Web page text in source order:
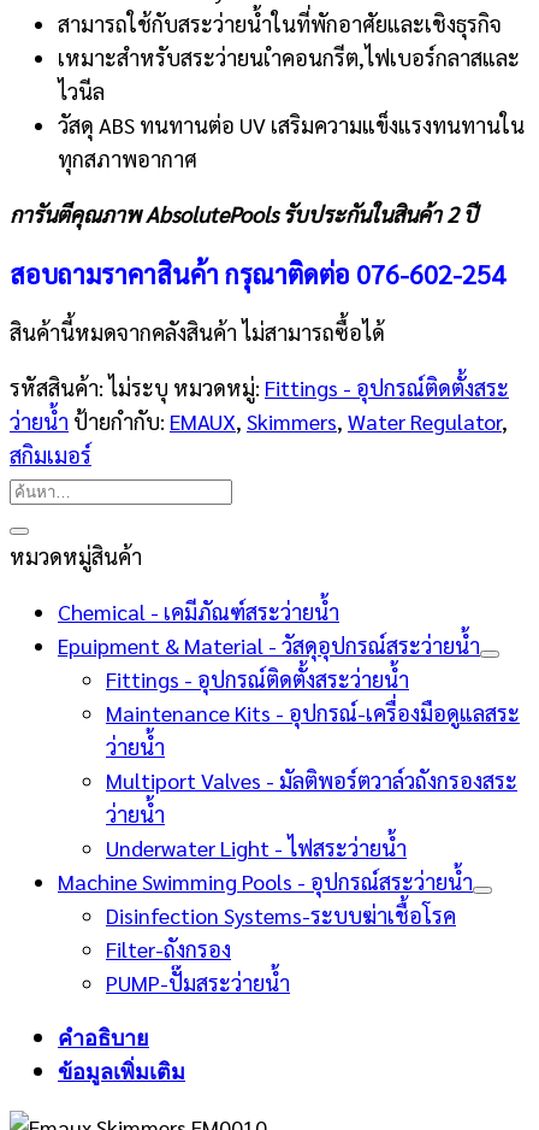
สามารถใช้กับสระว่ายน้ำในที่พักอาศัยและเชิงธุรกิจ
เหมาะสำหรับสระว่ายนเำคอนกรีต,ไฟเบอร์กลาสและ
ไวนีล
วัสดุ ABS ทนทานต่อ UV เสริมความแข็งแรงทนทานใน
ทุกสภาพอากาศ
การันตีคุณภาพ AbsolutePools รับประกันในสินค้า 2 ปี
สอบถามราคาสินค้า กรุณาติดต่อ 076-602-254
สินค้านี้หมดจากคลังสินค้า ไม่สามารถซื้อได้
รหัสสินค้า: ไม่ระบุ หมวดหมู่: Fittings - อุปกรณ์ติดตั้งสระ
ว่ายน้ำ ป้ายกำกับ: EMAUX, Skimmers, Water Regulator,
สกิมเมอร์
ค้นหา:
หมวดหมู่สินค้า
Chemical - เคมีภัณฑ์สระว่ายน้ำ
Epuipment & Material - วัสดุอุปกรณ์สระว่ายน้ำ
Fittings - อุปกรณ์ติดตั้งสระว่ายน้ำ
Maintenance Kits - อุปกรณ์-เครื่องมือดูแลสระ
ว่ายน้ำ
Multiport Valves - มัลติพอร์ตวาล์วถังกรองสระ
ว่ายน้ำ
Underwater Light - ไฟสระว่ายน้ำ
Machine Swimming Pools - อุปกรณ์สระว่ายน้ำ
Disinfection Systems-ระบบฆ่าเชื้อโรค
Filter-ถังกรอง
PUMP-ปั๊มสระว่ายน้ำ
คำอธิบาย
ข้อมูลเพิ่มเติม